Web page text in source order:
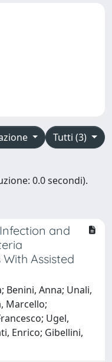
Tutti (3)
0.0 secondi).
and
Assisted
Benini, Anna; Unali,
Marcello;
Ugel,
Enrico; Gibellini,